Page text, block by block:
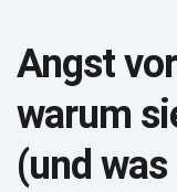
Angst
warum
(und